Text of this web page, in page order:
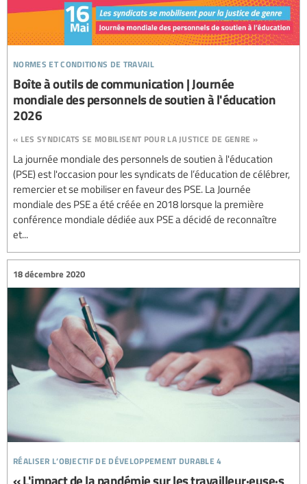
normes et conditions de travail
Boîte à outils de communication | Journée
mondiale des personnels de soutien à l'éducation
2026
« les syndicats se mobilisent pour la justice de genre »
La journée mondiale des personnels de soutien à l'éducation
(PSE) est l'occasion pour les syndicats de l’éducation de célébrer,
remercier et se mobiliser en faveur des PSE. La Journée
mondiale des PSE a été créée en 2018 lorsque la première
conférence mondiale dédiée aux PSE a décidé de reconnaître
et...
réaliser l’objectif de développement durable 4
18 décembre 2020